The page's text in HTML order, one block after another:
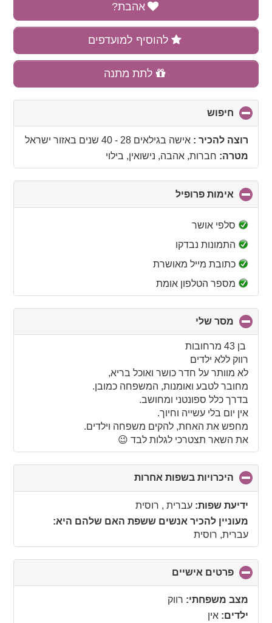
אהבת?
להוסיף למועדפים
לתת מתנה
חיפוש
to
collapseרוצה להכיר :אישה בגילאים 28 - 40 שנים באזור ישראל
מטרה: חברות, אהבה, נישואין, בילוי
אימות פרופיל
to
סלפי אושר
התמונות נבדקו
כתובת מייל מאושרת
מספר הטלפון אומת
מסר שלי
to
collapse
contents
‏ בן 43 מרחובות
רווק ללא ילדים‏
לא מוותר על חדר כושר ואוכל בריא,
‏מחובר לטבע ואומנות, המשפחה כמובן.
‏בדרך כלל ספונטני ומחושב.
אין יום בלי עשייה וחיוך.
‏מחפש את האחת, להקים משפחה וילדים.
‏את השאר תצטרכי לגלות לבד 😉
היכרויות בשפות אחרות
to
ידיעת שפות: עברית , רוסית
מעוניין להכיר אנשים ששפת האם שלהם היא:
עברית, רוסית
פרטים אישיים
to
collapse
מצב משפחתי: רווק
ילדים: אין